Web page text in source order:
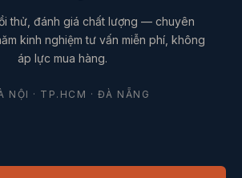
thử, đánh giá chất lượng — chuyên
kinh nghiệm tư vấn miễn phí, không
áp lực mua hàng.
NỘI · TP.HCM · ĐÀ NẴNG